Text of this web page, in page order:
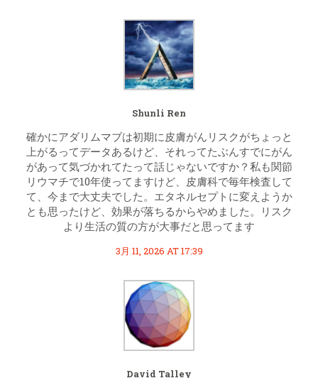
Shunli Ren
確かにアダリムマブは初期に皮膚がんリスクがちょっと
上がるってデータあるけど、それってたぶんすでにがん
があって気づかれてたって話じゃないですか？私も関節
リウマチで10年使ってますけど、皮膚科で毎年検査して
て、今まで大丈夫でした。エタネルセプトに変えようか
とも思ったけど、効果が落ちるからやめました。リスク
より生活の質の方が大事だと思ってます
3月 11, 2026 AT 17:39
David Talley